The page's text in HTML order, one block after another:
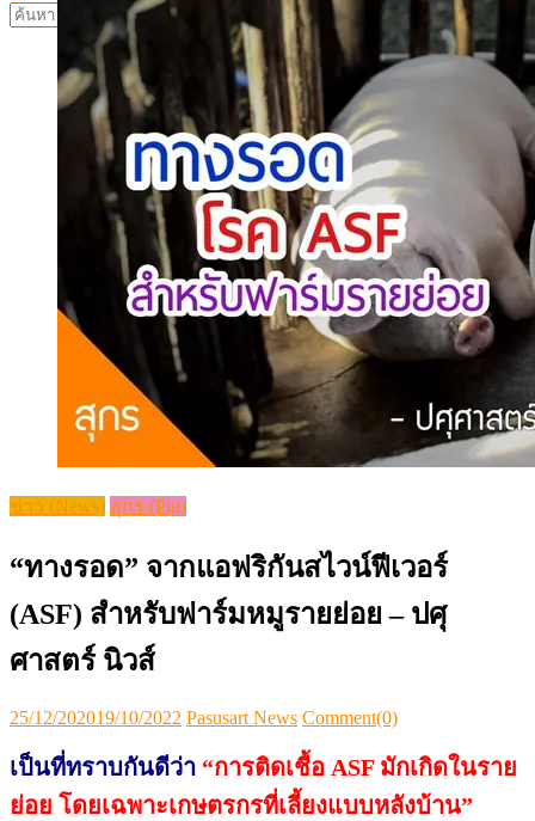
ค้นหา
ข่าว (News) สุกร (Pig)
“ทางรอด” จากแอฟริกันสไวน์ฟีเวอร์​
(ASF) สำหรับฟาร์มหมูรายย่อย – ปศุ
ศาสตร์ นิวส์
Posted
25/12/202019/10/2022 Author
Pasusart News Comment(0)
เป็นที่ทราบกันดีว่า​ “การติดเชื้อ ASF มักเกิดในราย
ย่อย​ โดยเฉพาะเกษตรกรที่เลี้ยงแบบหลังบ้าน”